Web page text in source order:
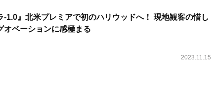
-1.0』北米プレミアで初のハリウッドへ！ 現地観客の惜し
オベーションに感極まる
2023.11.15